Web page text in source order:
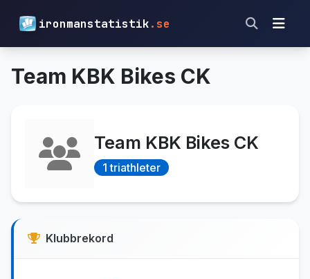
ironmanstatistik.se
Team KBK Bikes CK
Team KBK Bikes CK
1 triathleter
Klubbrekord